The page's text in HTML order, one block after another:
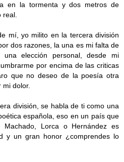
en la tormenta y dos metros de
mí, yo milito en la tercera división
dos razones, la una es mi falta de
elección personal, desde mi
por encima de las criticas
que no deseo de la poesía otra
dolor.
división, se habla de ti como una
española, eso en un país que
Lorca o Hernández es
y un gran honor ¿comprendes lo